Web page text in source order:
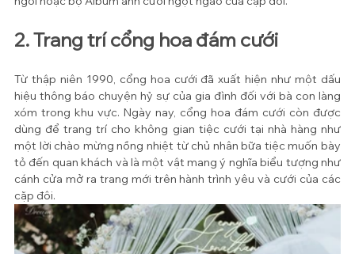
2. Trang trí cổng hoa đám cưới
Từ thập niên 1990, cổng hoa cưới đã xuất hiện như một dấu
hiệu thông báo chuyện hỷ sự của gia đình đối với bà con làng
xóm trong khu vực. Ngày nay, cổng hoa đám cưới còn được
dùng để trang trí cho không gian tiệc cưới tại nhà hàng như
một lời chào mừng nồng nhiệt từ chủ nhân bữa tiệc muốn bày
tỏ đến quan khách và là một vật mang ý nghĩa biểu tượng như
cánh cửa mở ra trang mới trên hành trình yêu và cưới của các
cặp đôi.